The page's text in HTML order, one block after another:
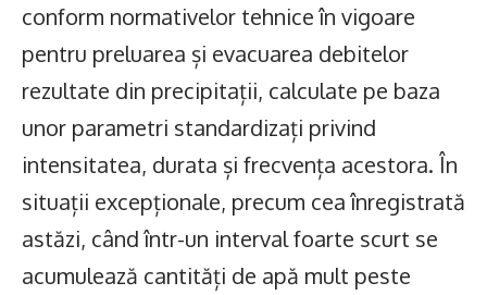
conform normativelor tehnice în vigoare
pentru preluarea și evacuarea debitelor
rezultate din precipitații, calculate pe baza
unor parametri standardizați privind
intensitatea, durata și frecvența acestora. În
situații excepționale, precum cea înregistrată
astăzi, când într-un interval foarte scurt se
acumulează cantități de apă mult peste